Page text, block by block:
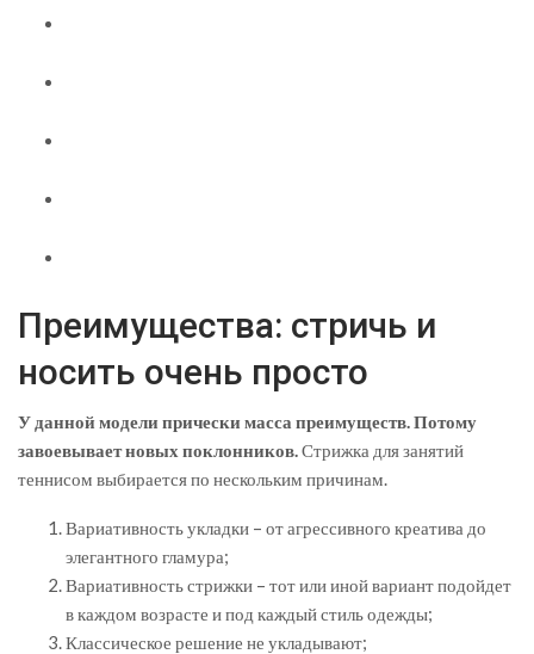
Преимущества: стричь и
носить очень просто
У данной модели прически масса преимуществ. Потому
завоевывает новых поклонников.Стрижка для занятий
теннисом выбирается по нескольким причинам.
Вариативность укладки – от агрессивного креатива до
элегантного гламура;
Вариативность стрижки – тот или иной вариант подойдет
в каждом возрасте и под каждый стиль одежды;
Классическое решение не укладывают;